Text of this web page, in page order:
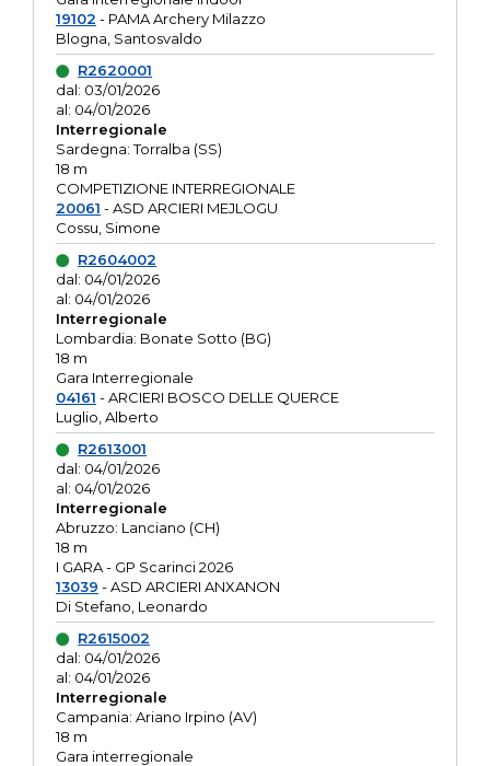
19102 - PAMA Archery Milazzo
Blogna, Santosvaldo
R2620001
dal: 03/01/2026
al: 04/01/2026
Interregionale
Sardegna: Torralba (SS)
18 m
COMPETIZIONE INTERREGIONALE
20061 - ASD ARCIERI MEJLOGU
Cossu, Simone
R2604002
dal: 04/01/2026
al: 04/01/2026
Interregionale
Lombardia: Bonate Sotto (BG)
18 m
Gara Interregionale
04161 - ARCIERI BOSCO DELLE QUERCE
Luglio, Alberto
R2613001
dal: 04/01/2026
al: 04/01/2026
Interregionale
Abruzzo: Lanciano (CH)
18 m
I GARA - GP Scarinci 2026
13039 - ASD ARCIERI ANXANON
Di Stefano, Leonardo
R2615002
dal: 04/01/2026
al: 04/01/2026
Interregionale
Campania: Ariano Irpino (AV)
18 m
Gara interregionale